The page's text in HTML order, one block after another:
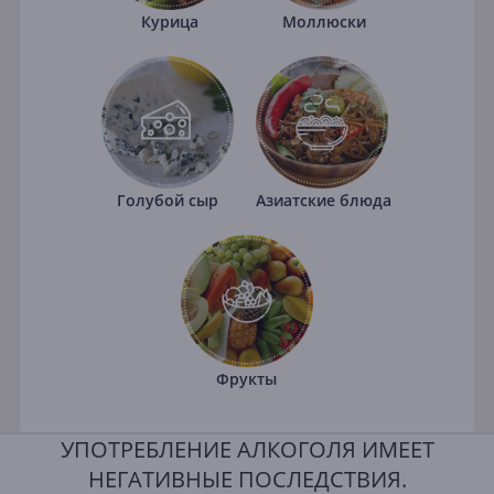
Курица Моллюски
Голубой сыр Азиатские блюда
Фрукты
УПОТРЕБЛЕНИЕ АЛКОГОЛЯ ИМЕЕТ
НЕГАТИВНЫЕ ПОСЛЕДСТВИЯ.